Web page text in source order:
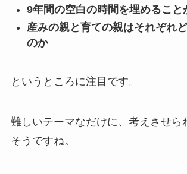
9年間の空白の時間を埋めること
産みの親と育ての親はそれぞれ
のか
というところに注目です。
難しいテーマなだけに、考えさせら
そうですね。